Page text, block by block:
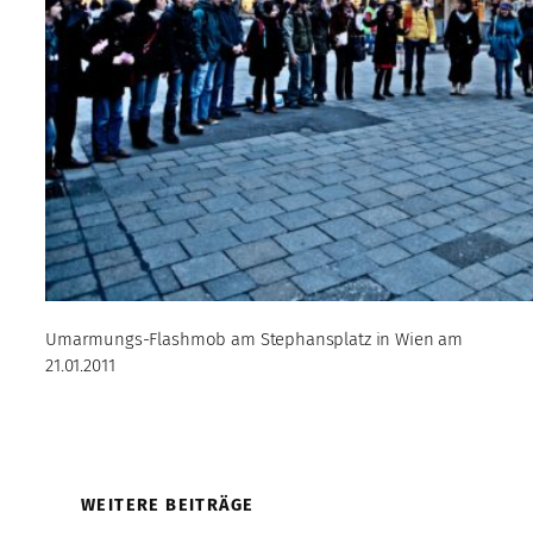
Umarmungs-Flashmob am Stephansplatz in Wien am
21.01.2011
WEITERE BEITRÄGE